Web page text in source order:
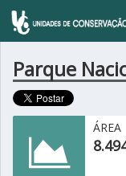
Parque
ÁREA